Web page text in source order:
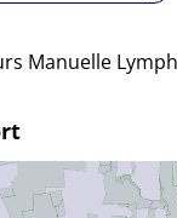
Manuelle